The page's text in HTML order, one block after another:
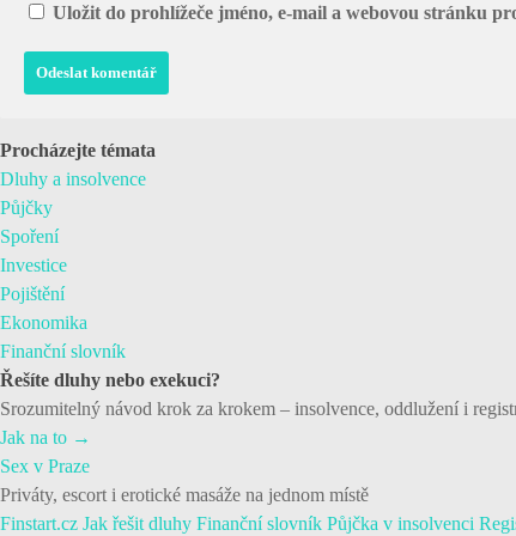
Uložit do prohlížeče jméno, e-mail a webovou stránku
Procházejte témata
Dluhy a insolvence
Půjčky
Spoření
Investice
Pojištění
Ekonomika
Finanční slovník
Řešíte dluhy nebo exekuci?
Srozumitelný návod krok za krokem – insolvence, oddlužení i
Jak na to →
Sex v Praze
Priváty, escort i erotické masáže na jednom místě
Finstart.cz Jak řešit dluhy Finanční slovník Půjčka v insolvenci